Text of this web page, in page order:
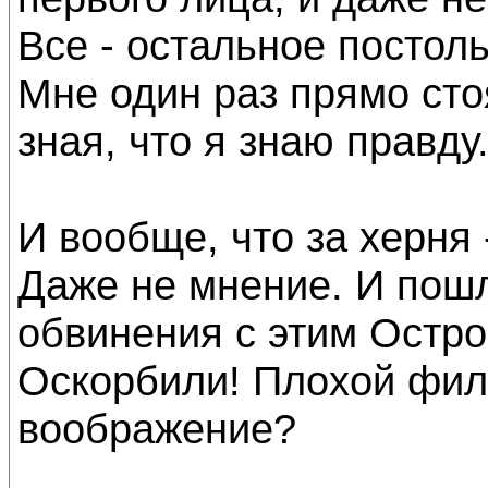
Все - остальное
Мне один раз прямо
зная, что я знаю правду.
И вообще, что за
Даже не мнение. И
обвинения с этим
Оскорбили! Плохой
воображение?